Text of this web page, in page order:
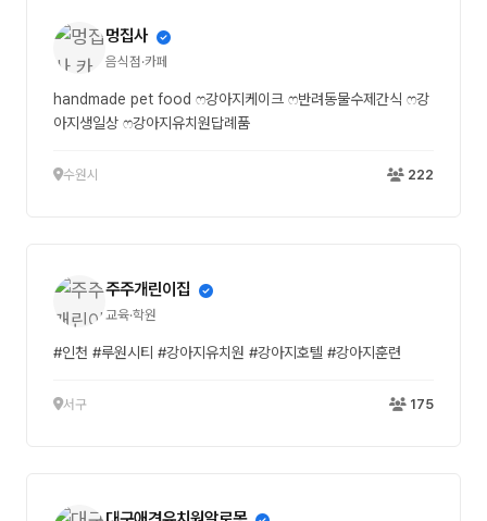
멍집사
음식점·카페
handmade pet food ෆ강아지케이크 ෆ반려동물수제간식 ෆ강
아지생일상 ෆ강아지유치원답례품
수원시 222
주주개린이집
교육·학원
#인천 #루원시티 #강아지유치원 #강아지호텔 #강아지훈련
서구 175